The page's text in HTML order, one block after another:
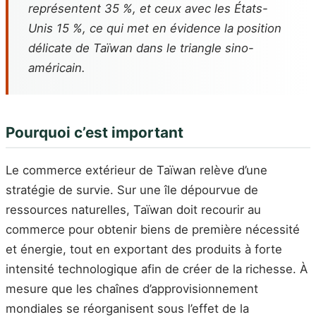
représentent 35 %, et ceux avec les États-
Unis 15 %, ce qui met en évidence la position
délicate de Taïwan dans le triangle sino-
américain.
Pourquoi c’est important
Le commerce extérieur de Taïwan relève d’une
stratégie de survie. Sur une île dépourvue de
ressources naturelles, Taïwan doit recourir au
commerce pour obtenir biens de première nécessité
et énergie, tout en exportant des produits à forte
intensité technologique afin de créer de la richesse. À
mesure que les chaînes d’approvisionnement
mondiales se réorganisent sous l’effet de la